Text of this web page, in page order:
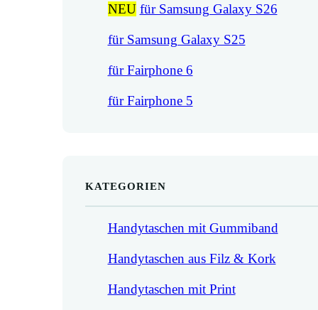
NEU für Samsung Galaxy S26
für Samsung Galaxy S25
für Fairphone 6
für Fairphone 5
KATEGORIEN
Handytaschen mit Gummiband
Handytaschen aus Filz & Kork
Handytaschen mit Print